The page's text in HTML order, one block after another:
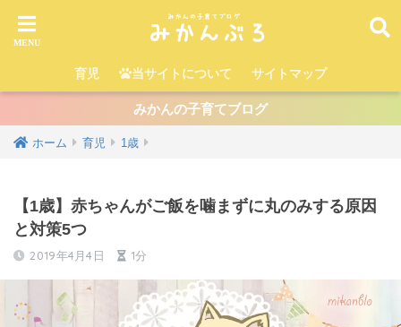
育児 当サイトについて サイトマップ
みかんの子育てブログ
ホーム 育児 1歳
【1歳】赤ちゃんがご飯を噛まずに丸のみする原因
と対策5つ
2019年4月4日 1分